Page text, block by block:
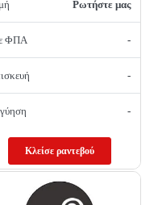
Ρωτήστε μας
ΦΠΑ -
-
-
Κλείσε ραντεβού